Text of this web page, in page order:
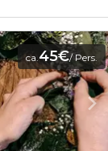
ca.45€/ Pers.